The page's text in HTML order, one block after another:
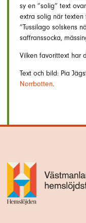
sy en ”solig” text
extra solig när texten
”Tussilago solskens
saffranssocka,
Vilken favorittext har
Text och bild: Pia
Norrbotten.